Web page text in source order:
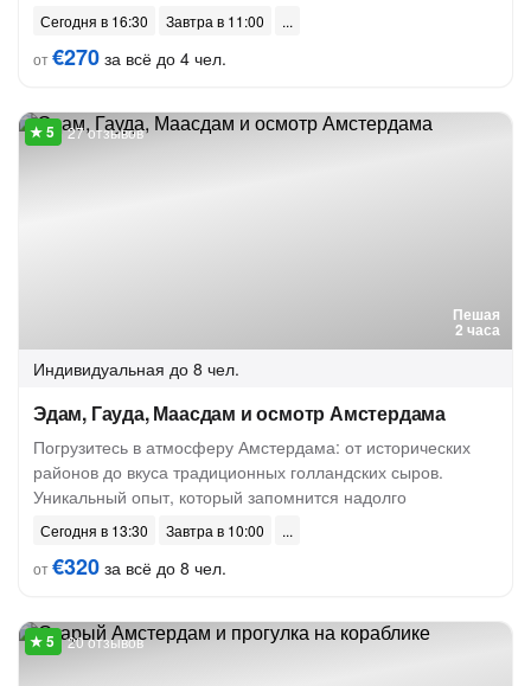
Сегодня в 16:30
Завтра в 11:00
от€270 за всё до 4 чел.
Пешая
2 часа
27 отзывов
Индивидуальная до 8 чел.
Эдам, Гауда, Маасдам и осмотр Амстердама
Погрузитесь в атмосферу Амстердама: от исторических
районов до вкуса традиционных голландских сыров.
Уникальный опыт, который запомнится надолго
Сегодня в 13:30
Завтра в 10:00
от€320 за всё до 8 чел.
20 отзывов